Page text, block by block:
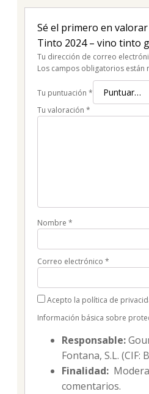
Sé el primero en
Tinto 2024 – vino tinto
Tu dirección de correo
Los campos obligatorios están
Tu puntuación *
Tu valoración *
Nombre *
Correo electrónico *
Acepto la política de
Información básica sobre
Responsable:
Fontana, S.L. (CIF:
Finalidad:
comentarios.